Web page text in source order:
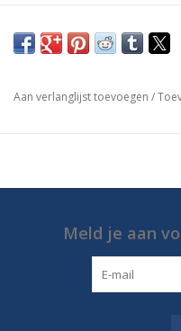
Mochten er vragen zijn
op.
https://
Aan verlanglijst toevoegen /
Meld je aan